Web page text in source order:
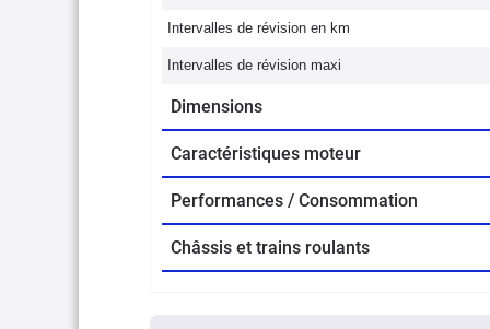
Intervalles de révision en km
Intervalles de révision maxi
Dimensions
Caractéristiques moteur
Performances / Consommation
Châssis et trains roulants